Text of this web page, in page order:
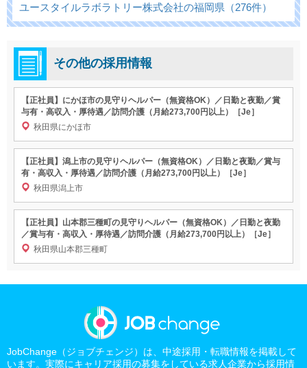
ユースタイルラボラトリー株式会社の福岡県（276件）
その他の採用情報
【正社員】にかほ市の見守りヘルパー（無資格OK）／日勤と夜勤／賞
与有・高収入・厚待遇／訪問介護（月給273,700円以上）［Je］
秋田県にかほ市
【正社員】潟上市の見守りヘルパー（無資格OK）／日勤と夜勤／賞与
有・高収入・厚待遇／訪問介護（月給273,700円以上）［Je］
秋田県潟上市
【正社員】山本郡三種町の見守りヘルパー（無資格OK）／日勤と夜勤
／賞与有・高収入・厚待遇／訪問介護（月給273,700円以上）［Je］
秋田県山本郡三種町
JobChange（ジョブチェンジ）は、中途採用・転職情報を掲載して
います。実際にキャリア採用の募集をしている求人企業から採用情